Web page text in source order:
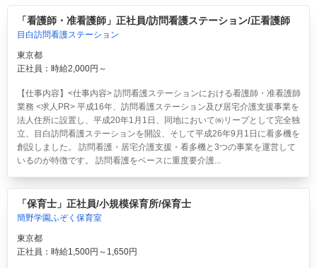
「看護師・准看護師」正社員/訪問看護ステーション/正看護師
目白訪問看護ステーション
東京都
正社員：時給2,000円～
【仕事内容】<仕事内容> 訪問看護ステーションにおける看護師・准看護師
業務 <求人PR> 平成16年、訪問看護ステーション及び居宅介護支援事業を
法人住所に設置し、平成20年1月1日、同地において㈱リープとして完全独
立、目白訪問看護ステーションを開設、そして平成26年9月1日に看多機を
創設しました。 訪問看護・居宅介護支援・看多機と3つの事業を運営して
いるのが特徴です。 訪問看護をベースに重度要介護...
「保育士」正社員/小規模保育所/保育士
簡野学園ふぞく保育室
東京都
正社員：時給1,500円～1,650円